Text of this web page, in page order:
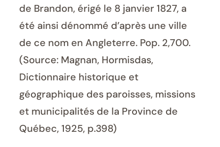
de Brandon, érigé le 8 janvier 1827, a
été ainsi dénommé d’après une ville
de ce nom en Angleterre. Pop. 2,700.
(Source: Magnan, Hormisdas,
Dictionnaire historique et
géographique des paroisses, missions
et municipalités de la Province de
Québec, 1925, p.398)